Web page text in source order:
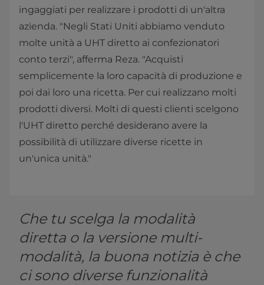
ingaggiati per realizzare i prodotti di un'altra
azienda. "Negli Stati Uniti abbiamo venduto
molte unità a UHT diretto ai confezionatori
conto terzi", afferma Reza. "Acquisti
semplicemente la loro capacità di produzione e
poi dai loro una ricetta. Per cui realizzano molti
prodotti diversi. Molti di questi clienti scelgono
l'UHT diretto perché desiderano avere la
possibilità di utilizzare diverse ricette in
un'unica unità."
Che tu scelga la modalità
diretta o la versione multi-
modalità, la buona notizia è che
ci sono diverse funzionalità